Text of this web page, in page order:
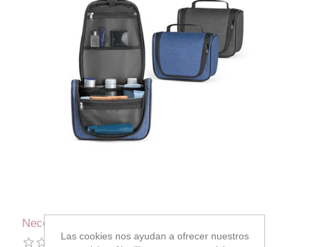
Neceser de viaje 4092148
Las cookies nos ayudan a ofrecer nuestros